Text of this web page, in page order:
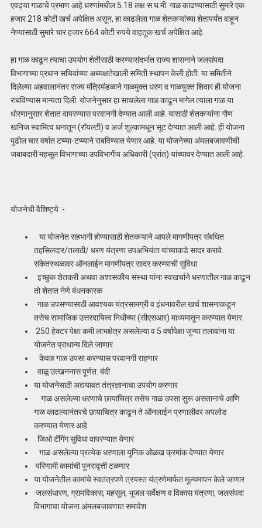
एवढ्या गाळाचे प्रमाण आहे.धरणांमधील 5.18 लक्ष स.घ.मी. गाळ काढण्यासाठी सुमारे एक
हजार 218 कोटी खर्च अपेक्षित असून, हा काढलेला गाळ शेतकऱ्यांच्या शेतापर्यंत वाहून
नेण्यासाठी सुमारे चार हजार 664 कोटी रुपये वाहतूक खर्च अपेक्षित आहे.
हा गाळ काढून त्याचा उपयोग शेतीसाठी करण्यासंदर्भात राज्य शासनाने जलसंपदा
विभागाच्या प्रधान सचिवांच्या अध्यक्षतेखाली समिती स्थापन केली होती. या समितीने
दिलेल्या अहवालानंतर राज्य मंत्रिमंडळाने गाळमुक्त धरण व गाळयुक्त शिवार ही योजना
राबविण्यास मान्यता दिली. योजनेनुसार हा साचलेला गाळ काढून मागेल त्याला गाळ या
धोरणानुसार शेतात वापरण्यास परवानगी देण्यात आली आहे. यासाठी शेतकऱ्यांना गौण
खनिज स्वामित्व धनातून (रॉयल्टी) व अर्ज शुल्कामधून सूट देण्यात आली आहे. ही योजना
पुढील चार वर्षात टप्प्या-टप्प्याने राबविण्यात येणार आहे. या योजनेच्या अंमलबजावणीची
जबाबदारी महसूल विभागाच्या उपविभागीय अधिकारी (प्रांत) यांच्यावर देण्यात आली आहे.
योजनेची वैशिष्ट्ये :-
या योजनेत सहभागी होण्यासाठी शेतकऱ्याने आपले मागणीपत्र संबधित
तहसिलदार/तलाठी/ धरण यंत्रणा उपअभियंता यांच्याकडे सादर करावे.
संकेतस्थळावर ऑनलाईन मागणीपत्र सादर करण्याची सुविधा
इच्छुक शेतकरी अथवा अशासकीय संस्था यांना स्वखर्चाने धरणातील गाळ काढून
तो शेतात नेणे बंधनकारक
गाळ उपसण्यासाठी आवश्यक यंत्रसामग्री व इंधनावरील खर्च शासनाकडून
तसेच सामाजिक उत्तरदायित्व निधीच्या (सीएसआर) माध्यमातून करण्यात येणार
250 हेक्टर पेक्षा कमी लाभक्षेत्र असलेल्या व 5 वर्षापेक्षा जुन्या तलावांना या
योजनेत प्राधान्य दिले जाणार
केवळ गाळ उपसा करण्यास परवानगी राहणार
वाळू उत्खननास पूर्णत: बंदी
या योजनेसाठी अद्ययावत तंत्रज्ञानाचा उपयोग करणार
गाळ असलेल्या धरणाचे छायाचित्र तसेच गाळ उपसा सुरू असतानाचे आणि
गाळ काढल्यानंतरचे छायाचित्र काढून ते ऑनलाईन प्रणालीवर अपलोड
करण्यात येणार आहे.
जिओ टॅगिंग सुविधा वापरण्यात येणार
गाळ असलेल्या प्रत्येक धरणाला युनिक ओळख क्रमांक देण्यात येणार
परिणामी कामांची पुनरावृत्ती टळणार
या योजनेतील कामांचे स्वतंत्रपणे त्रयस्त यंत्रणेमार्फत मूल्यमापन केले जाणार
जलसंधारण, ग्रामविकास, महसूल, भूजल सर्वेक्षण व विकास यंत्रणा, जलसंपदा
विभागाचा योजना अंमलबजावणात समावेश